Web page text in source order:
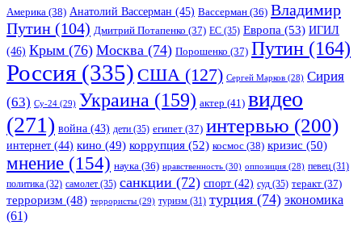
Америка (38) Анатолий Вассерман (45) Вассерман (36) Владимир
Путин (104) Дмитрий Потапенко (37) ЕС (35) Европа (53) ИГИЛ
(46) Крым (76) Москва (74) Порошенко (37) Путин (164)
Россия (335) США (127) Сергей Марков (28) Сирия
(63) Су-24 (29) Украина (159) актер (41) видео
(271) война (43) дети (35) египет (37) интервью (200)
интернет (44) кино (49) коррупция (52) космос (38) кризис (50)
мнение (154) наука (36) нравственность (30) оппозиция (28) певец (31)
политика (32) самолет (35) санкции (72) спорт (42) суд (35) теракт (37)
терроризм (48) террористы (29) туризм (31) турция (74) экономика
(61)